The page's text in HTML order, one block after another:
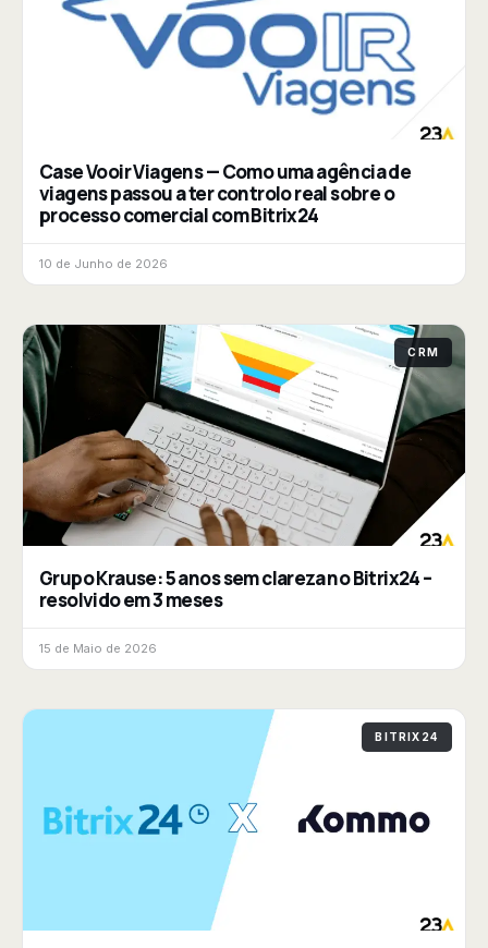
Case Vooir Viagens — Como uma agência de
viagens passou a ter controlo real sobre o
processo comercial com Bitrix24
10 de Junho de 2026
CRM
Grupo Krause: 5 anos sem clareza no Bitrix24 –
resolvido em 3 meses
15 de Maio de 2026
BITRIX24